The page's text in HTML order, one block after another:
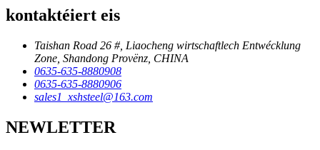
kontaktéiert eis
Taishan Road 26 #, Liaocheng wirtschaftlech Entwécklung
Zone, Shandong Provënz, CHINA
0635-635-8880908
0635-635-8880906
sales1_xshsteel@163.com
NEWLETTER